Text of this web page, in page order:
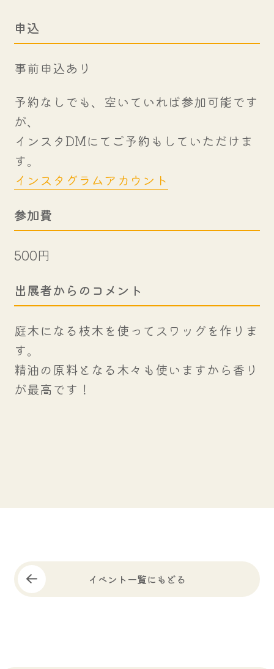
申込
事前申込あり
予約なしでも、空いていれば参加可能です
が、
インスタDMにてご予約もしていただけま
す。
インスタグラムアカウント
参加費
500円
出展者からのコメント
庭木になる枝木を使ってスワッグを作りま
す。
精油の原料となる木々も使いますから香り
が最高です！
イベント一覧にもどる